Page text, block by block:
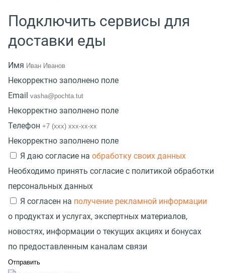
Подключить сервисы для
доставки еды
Имя
Некорректно заполнено поле
Email
Некорректно заполнено поле
Телефон
Некорректно заполнено поле
Я даю согласие на обработку своих данных
Необходимо принять согласие с политикой обработки
персональных данных
Я согласен на получение рекламной информации
о продуктах и услугах, экспертных материалов,
новостях, информации о текущих акциях и бонусах
по предоставленным каналам связи